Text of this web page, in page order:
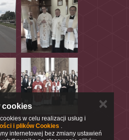
cookies
w celu realizacji usług i
i plików Cookies .
internetowej bez zmiany ustawień
✕